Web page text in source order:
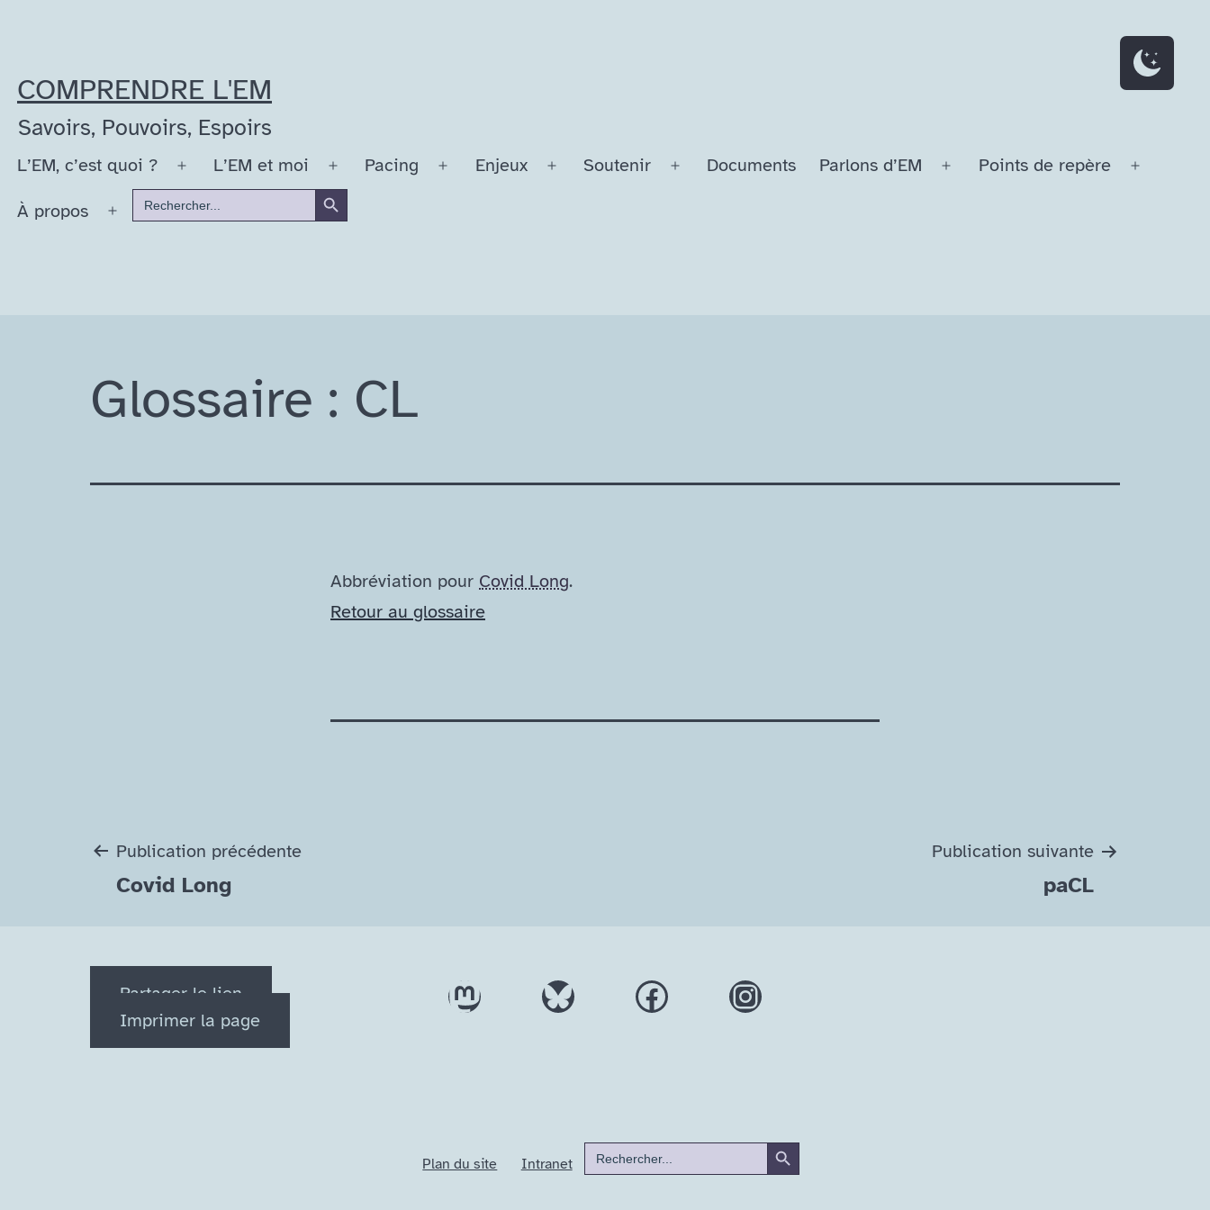
contenu
COMPRENDRE L'EM
Savoirs, Pouvoirs, Espoirs
L’EM, c’est quoi ?
Ouvrir
le
L’EM et moi
Ouvrir
le
Pacing
Ouvrir
Enjeux
Ouvrir
Soutenir
Ouvrir
Documents Parlons d’EM
Ouvrir
Points de repère
Ouvrir
À propos
Ouvrir
Search
for:
Search Button
Glossaire : CL
Abbréviation pour Covid Long.
Retour au glossaire
Navigation
l’article
Publication précédente
Covid Long
Publication suivante
paCL
Partager le lien
Imprimer la page
MastodonBlueskyFacebookInstagram
Plan du site Intranet
Search
for:
Search Button